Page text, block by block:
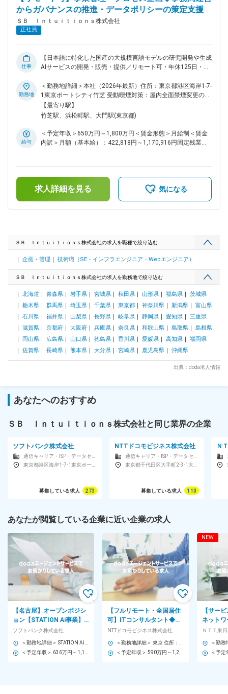
・自律的に判断・行動する高度なメタエージェントの開発 こ
れらの取り組みを通じて、さまざまな分野に新たな可能性をも
たらし、社会全体がより豊かに成長していける未来の実現に貢
からガバナンスの推進・データポリシーの策定支援
ＳＢ Ｉｎｔｕｉｔｉｏｎｓ株式会社
正社員
仕事
【日本語に特化した国産の大規模言語モデルの研究開発や生成
AIサービスの開発・販売・提供／リモート可・年休125日・フ
タを使用する開発部門と法務・経理部門、および外部ベンダー
の調整をリードし、要件定義から見積り、契約締結、データ納
品、検収・支払いまでのEnd-to-Endのプロセスを進行管理す
る。 ◇契約・SOW精査とコンプライアンス統制 外部から購
書）、ライセンス契約の内容を精査する。 法務部門と密に連
携し、著作権、個人情報保護法、セキュリティ要件などのリス
データの取り扱いに関するポリシーやガイドラインの策定支
援。 各データの権利関係（著作権、個人情報の有無、二次利
用の可否等）を整理・可視化し、開発現場が正しく、安全にデ
ータを利用できる状態を構築・維持する。 ■ミッション： 生
ロバイダー間のハブとなり、著作権等の複雑な権利関係をクリ
アにしながら、生成AI開発に必要なデータの調達を牽引してい
ただきます。 ■業務の魅力： ◎国産LLMの競争力の源泉に直結
する貢献 生成AIの開発においてデータの質と量はプロダクト
の性能に関する最重要要素です。開発陣が求めるデータを適切
ダイレクトに貢献する手触り感を得られます。 ◎最先端のAI法
務・データガバナンスの知見獲得 AIと著作権、個人情報の取
り扱いなど、世界中で議論されている最先端のルールメイクの
現場に立ち会うことができます。実務を通じて、今後のIT・AI
が身につきます。 変更の範囲：会社の定める業務
勤務地
＜勤務地詳細＞本社（2026年最新）住所：東京都港区海岸1-7-
1東京ポートシティ竹芝 受動喫煙対策：屋内全面禁煙変更の範
囲：会社の定める事業所（リモートワーク含む）
【最寄り駅】
竹芝駅、浜松町駅、大門駅(東京都)
給与
＜予定年収＞650万円～1,800万円＜賃金形態＞月給制＜賃金
内訳＞月額（基本給）：422,818円～1,170,916円固定残業手
＜残業手当＞有＜給与補足＞※上限金額はその限りではござい
ません。※月給・想定理論年収：基本給＋固定時間外手当（35
時間相当）※時間外手当は一般職のみとなり、かつ、固定時間
す。
求人詳細を見る 気になる
ＳＢ Ｉｎｔｕｉｔｉｏｎｓ株式会社の求人を職種で絞り込む
企画・管理 技術職（SE・インフラエンジニア・Webエンジニア）
ＳＢ Ｉｎｔｕｉｔｉｏｎｓ株式会社の求人を勤務地で絞り込む
北海道 青森県 岩手県 宮城県 秋田県 山形県 福島県
茨城県
栃木県
群馬県 埼玉県 千葉県 東京都 神奈川県 新潟県
富山県
石川県
福井県 山梨県 長野県 岐阜県 静岡県 愛知県
三重県
滋賀県
京都府 大阪府 兵庫県 奈良県 和歌山県 鳥取県
島根県
岡山県
広島県 山口県 徳島県 香川県 愛媛県 高知県
福岡県
佐賀県
長崎県 熊本県 大分県 宮崎県 鹿児島県 沖縄県
出典：doda求人情報
あなたへのおすすめ
ＳＢ Ｉｎｔｕｉｔｉｏｎｓ株式会社と同じ業界の企業
ソフトバンク株式会社
募集している求人 273
NTTドコモビジネス株式会社
募集している求人 110
Ｎ
あなたが閲覧している企業に近い企業の求人
【名古屋】オープンポジシ
ョン【STATION Ai事業】
日本最大級・オープンイノ
ベーション拠点【K】
ソフトバンク株式会社
【フルリモート・全国居住
可】ITコンサルタント◆エ
ンジニア経験歓迎◆IT戦
略・企画フェーズから伴走
NTTドコモビジネス株式会社
NEW
【サー
ネットワ
新サー
運用＜
ＮＴＴ東